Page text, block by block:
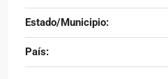
Estado/Municipio:
País: